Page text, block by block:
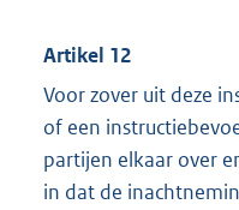
Artikel 12
Voor zover uit deze
of een
partijen elkaar over
in dat de